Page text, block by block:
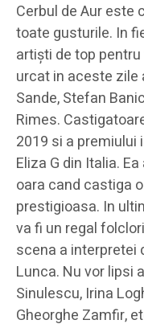
Cerbul de Aur este
toate gusturile. In
artiști de top
urcat in aceste zile
Sande, Stefan
Rimes.
2019 si a premiului
Eliza G din Italia.
oara cand castiga
prestigioasa. In
va fi un regal
scena a interpretei
Lunca. Nu vor lipsi
Sinulescu, Irina
Gheorghe Zamfir,